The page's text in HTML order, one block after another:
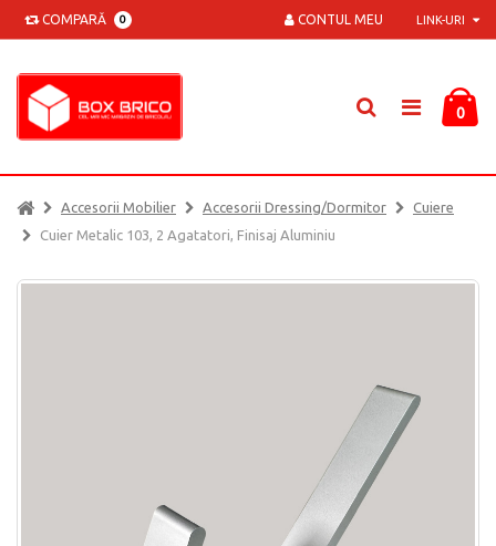
COMPARĂ 0 LINK-URI
CONTUL MEU
0
Accesorii Mobilier Accesorii Dressing/dormitor
Cuiere
Cuier Metalic 103, 2 Agatatori, Finisaj Aluminiu